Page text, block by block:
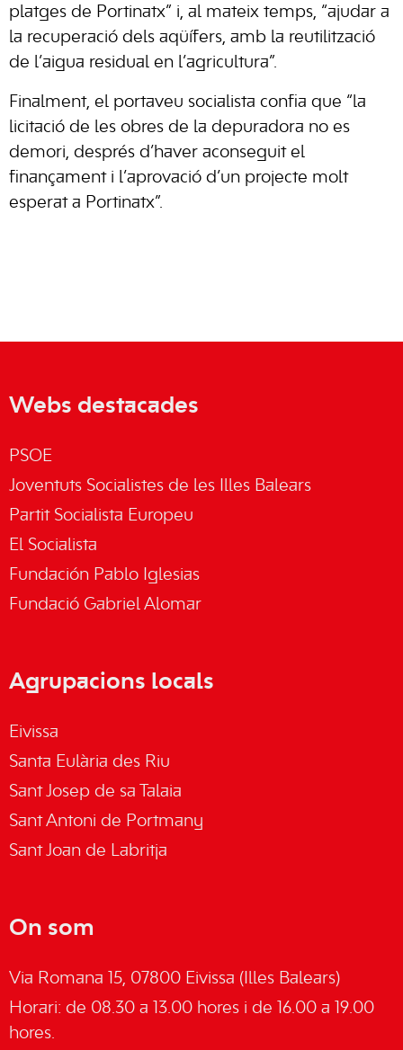
platges de Portinatx” i, al mateix temps, “ajudar a
la recuperació dels aqüífers, amb la reutilització
de l’aigua residual en l’agricultura”.
Finalment, el portaveu socialista confia que “la
licitació de les obres de la depuradora no es
demori, després d’haver aconseguit el
finançament i l’aprovació d’un projecte molt
esperat a Portinatx”.
Webs destacades
PSOE
Joventuts Socialistes de les Illes Balears
Partit Socialista Europeu
El Socialista
Fundación Pablo Iglesias
Fundació Gabriel Alomar
Agrupacions locals
Eivissa
Santa Eulària des Riu
Sant Josep de sa Talaia
Sant Antoni de Portmany
Sant Joan de Labritja
On som
Via Romana 15, 07800 Eivissa (Illes Balears)
Horari: de 08.30 a 13.00 hores i de 16.00 a 19.00
hores.